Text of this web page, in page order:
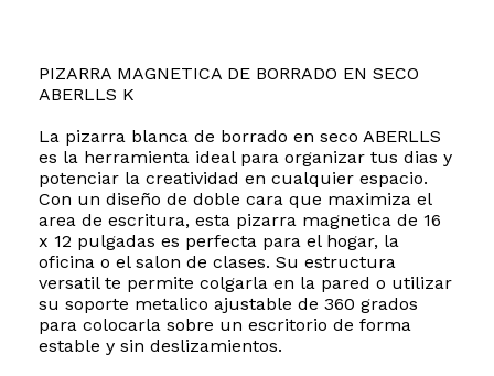
PIZARRA MAGNETICA DE BORRADO EN SECO
ABERLLS K
La pizarra blanca de borrado en seco ABERLLS
es la herramienta ideal para organizar tus dias y
potenciar la creatividad en cualquier espacio.
Con un diseño de doble cara que maximiza el
area de escritura, esta pizarra magnetica de 16
x 12 pulgadas es perfecta para el hogar, la
oficina o el salon de clases. Su estructura
versatil te permite colgarla en la pared o utilizar
su soporte metalico ajustable de 360 grados
para colocarla sobre un escritorio de forma
estable y sin deslizamientos.